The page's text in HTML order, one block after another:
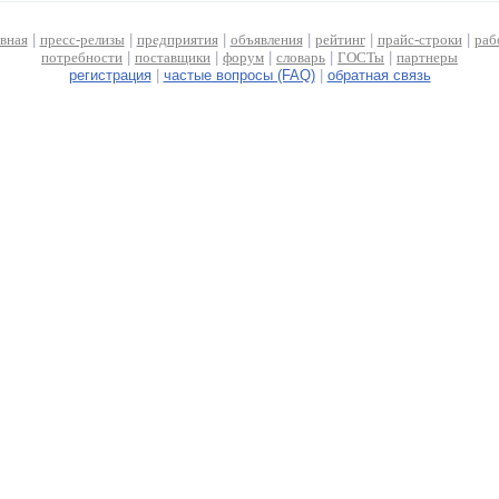
| пресс-релизы предприятия| объявления| рейтинг| прайс-строки|
потребности
поставщики форум словарь ГОСТы
партнеры
регистрация| частые вопросы (FAQ)| обратная связь